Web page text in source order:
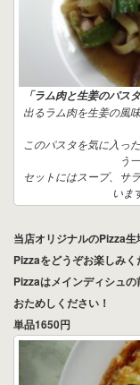
「ラム肉と生姜のパス
出るラム肉を生姜の風
このパスタを気に入っ
う
セットにはスープ、サ
いま
当店オリジナルのPizza
Pizzaをどうぞお楽しみく
Pizzaはメインディシュ
おためしください！
単品1650円